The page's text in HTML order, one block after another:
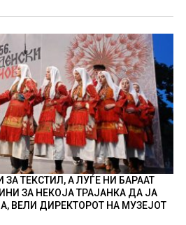
ТЕКСТИЛ, А ЛУЃЕ НИ БАРААТ
ЗА НЕКОЈА ТРАЈАНКА ДА ЈА
ВЕЛИ ДИРЕКТОРОТ НА МУЗЕЈОТ